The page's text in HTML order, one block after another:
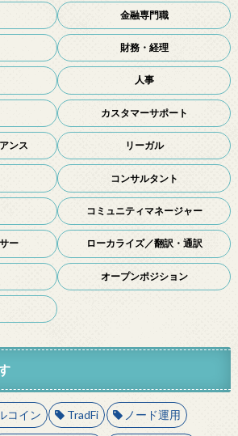
金融専門職
財務・経理
人事
カスタマーサポート
ンス リーガル
コンサルタント
コミュニティマネージャー
ー ローカライズ／翻訳・通訳
オープンポジション
コイン TradFi ノード運用